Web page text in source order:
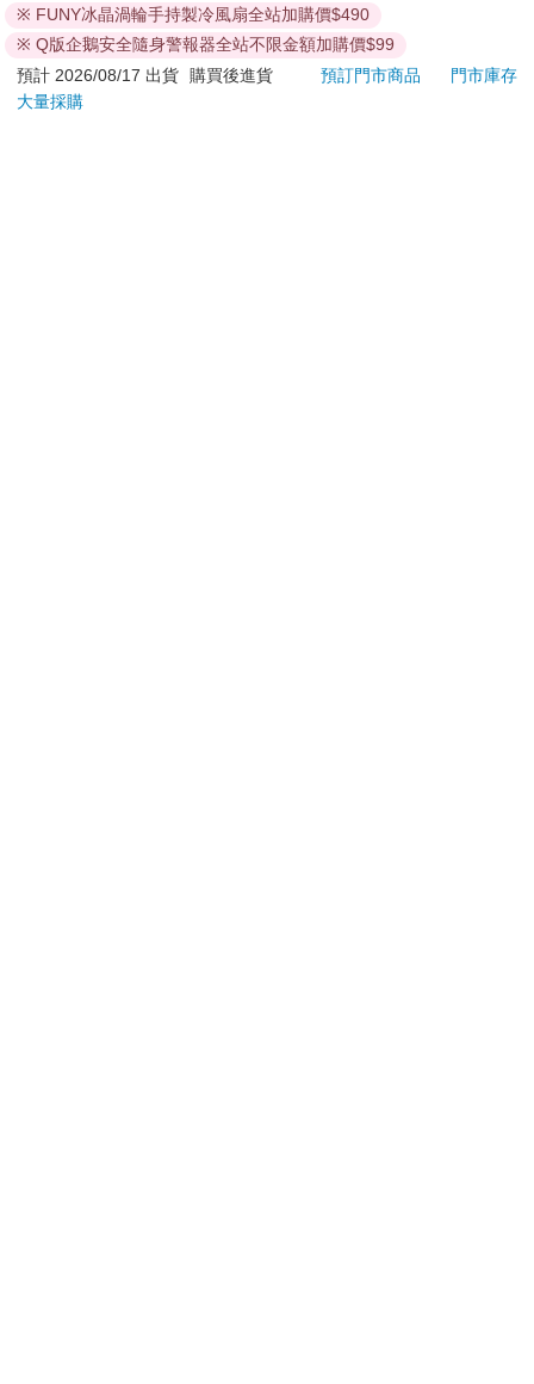
退換貨須知：
**提醒您，鑑賞期不等於試用期，退回商品須為全新狀態**
依據「消費者保護法」第19條及行政院消費者保護處公告之
「通訊交易解除權合理例外情事適用準則」，以下商品購買
※ FUNY冰晶渦輪手持製冷風扇全站加購價$490
※ Q版企鵝安全隨身警報器全站不限金額加購價$99
預計 2026/08/17 出貨
購買後進貨 預訂門市商品
門市庫存
大量採購